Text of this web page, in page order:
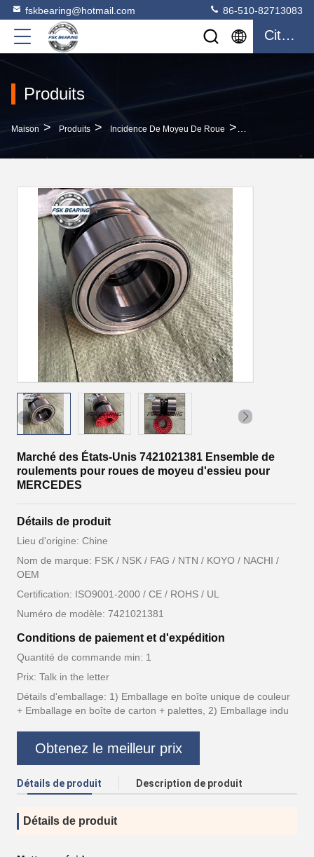
fskbearing@hotmail.com 86-510-82713083
Citation
Produits
Maison > Produits > Incidence De Moyeu De Roue >
Marché des États-Unis 7421021381 Ensemble de
roulements pour roues de moyeu d'essieu pour
MERCEDES
Détails de produit
Lieu d'origine: Chine
Nom de marque: FSK / NSK / FAG / NTN / KOYO / NACHI /
OEM
Certification: ISO9001-2000 / CE / ROHS / UL
Numéro de modèle: 7421021381
Conditions de paiement et d'expédition
Quantité de commande min: 1
Prix: Talk in the letter
Détails d'emballage: 1) Emballage en boîte unique de couleur
+ Emballage en boîte de carton + palettes, 2) Emballage indu
Obtenez le meilleur prix
Détails de produit Description de produit
Détails de produit